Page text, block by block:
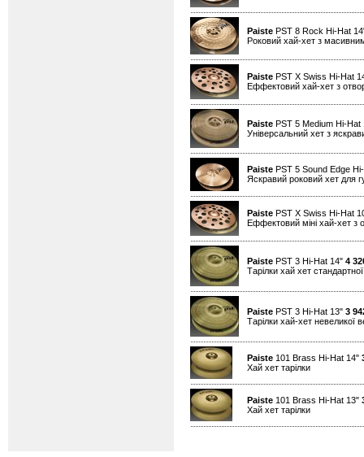
Paiste PST 8 Rock Hi-Hat
Роковий хай-хет з
Paiste PST X Swiss Hi-Hat
Еффектовий хай-хет з
Paiste PST 5 Medium Hi-
Універсальний хет з
Paiste PST 5 Sound Edge
Яскравий роковий хет для
Paiste PST X Swiss Hi-Hat
Еффектовий міні хай-хет з
Paiste PST 3 Hi-Hat 14" 4
Тарілки хай хет
Paiste PST 3 Hi-Hat 13" 3
Тарілки хай-хет невеликої
Paiste 101 Brass Hi-Hat 14"
Хай хет тарілки
Paiste 101 Brass Hi-Hat 13"
Хай хет тарілки